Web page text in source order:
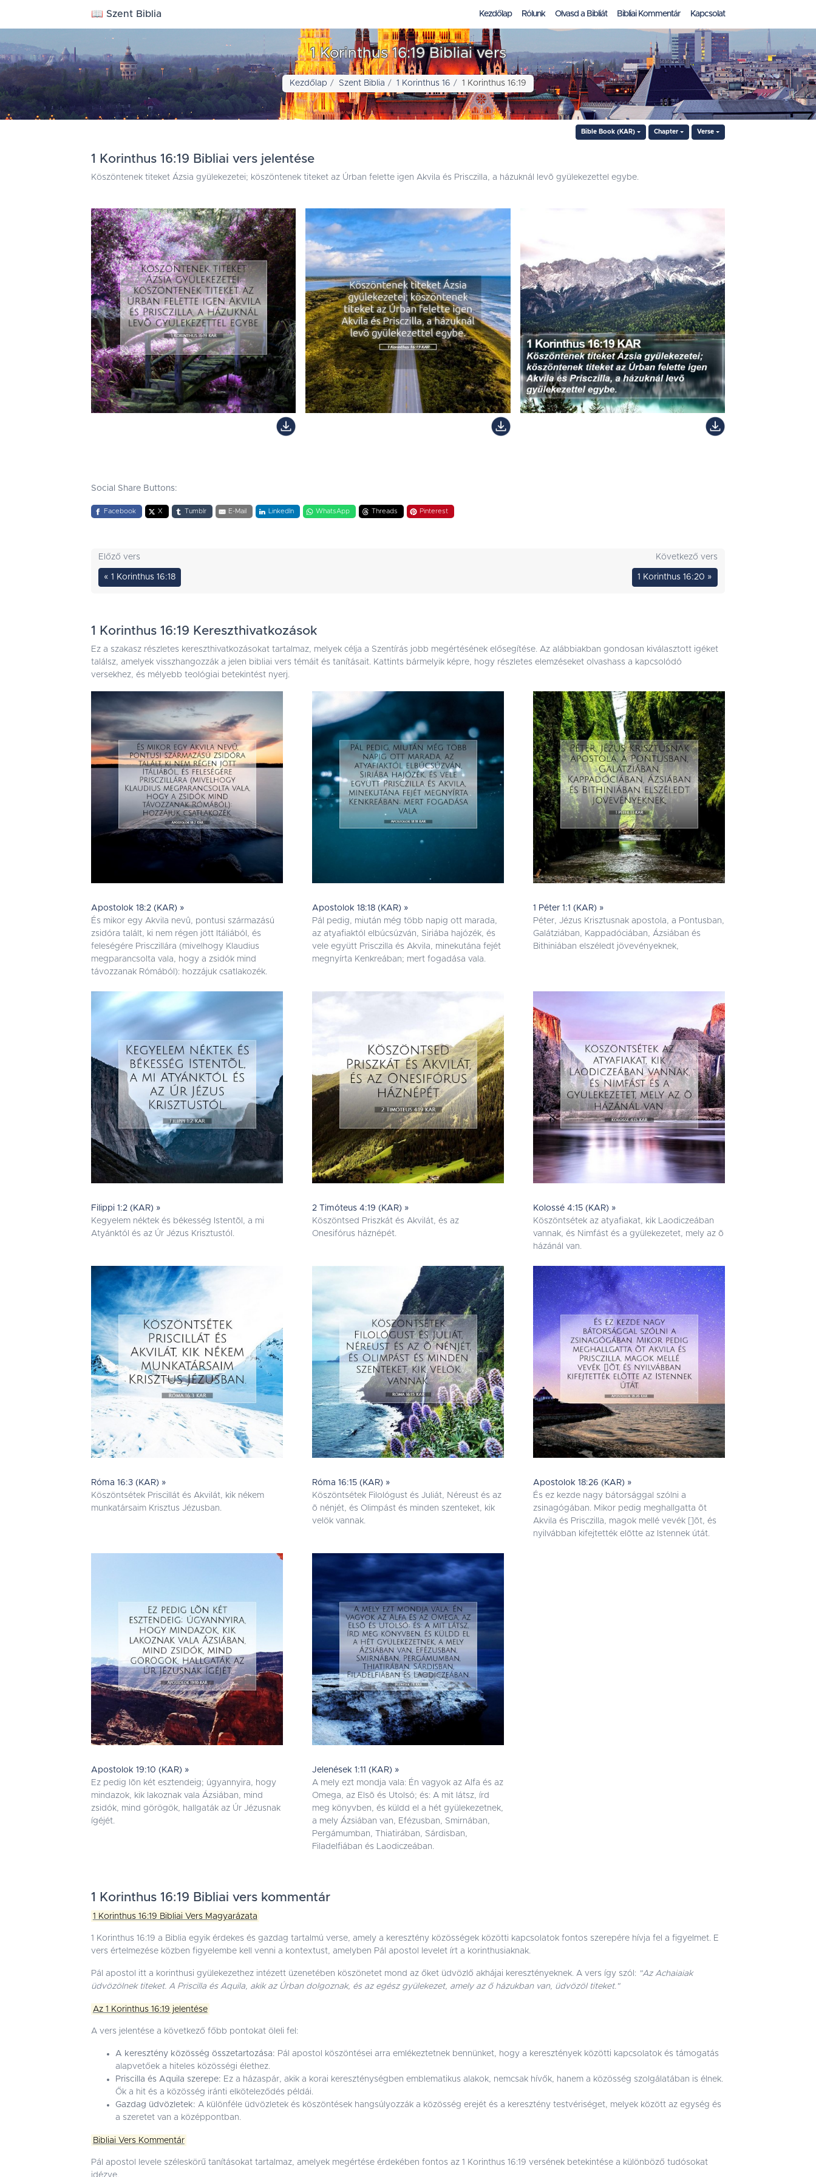
📖 Szent Biblia Kezdőlap Rólunk Olvasd a Bibliát Bibliai Kommentár Kapcsolat
1 Korinthus 16:19 Bibliai vers
Kezdőlap Szent Biblia 1 Korinthus 16 1 Korinthus 16:19
Bible Book (KAR) Chapter Verse
1 Korinthus 16:19 Bibliai vers jelentése
Köszöntenek titeket Ázsia gyülekezetei; köszöntenek titeket az Úrban felette igen Akvila és Prisczilla, a házuknál levõ gyülekezettel egybe.
Social Share Buttons:
Facebook X Tumblr E-Mail LinkedIn WhatsApp Threads Pinterest
Előző vers
« 1 Korinthus 16:18
Következő vers
1 Korinthus 16:20 »
1 Korinthus 16:19 Kereszthivatkozások
Ez a szakasz részletes kereszthivatkozásokat tartalmaz, melyek célja a Szentírás jobb megértésének elősegítése. Az alábbiakban gondosan kiválasztott igéket
találsz, amelyek visszhangozzák a jelen bibliai vers témáit és tanításait. Kattints bármelyik képre, hogy részletes elemzéseket olvashass a kapcsolódó
versekhez, és mélyebb teológiai betekintést nyerj.
Apostolok 18:2 (KAR) »
És mikor egy Akvila nevû, pontusi származású
zsidóra talált, ki nem régen jött Itáliából, és
feleségére Prisczillára (mivelhogy Klaudius
megparancsolta vala, hogy a zsidók mind
távozzanak Rómából): hozzájuk csatlakozék.
Apostolok 18:18 (KAR) »
Pál pedig, miután még több napig ott marada,
az atyafiaktól elbúcsúzván, Siriába hajózék, és
vele együtt Prisczilla és Akvila, minekutána fejét
megnyírta Kenkreában; mert fogadása vala.
1 Péter 1:1 (KAR) »
Péter, Jézus Krisztusnak apostola, a Pontusban,
Galátziában, Kappadóciában, Ázsiában és
Bithiniában elszéledt jövevényeknek,
Filippi 1:2 (KAR) »
Kegyelem néktek és békesség Istentõl, a mi
Atyánktól és az Úr Jézus Krisztustól.
2 Timóteus 4:19 (KAR) »
Köszöntsed Priszkát és Akvilát, és az
Onesifórus háznépét.
Kolossé 4:15 (KAR) »
Köszöntsétek az atyafiakat, kik Laodiczeában
vannak, és Nimfást és a gyülekezetet, mely az õ
házánál van.
Róma 16:3 (KAR) »
Köszöntsétek Priscillát és Akvilát, kik nékem
munkatársaim Krisztus Jézusban.
Róma 16:15 (KAR) »
Köszöntsétek Filológust és Juliát, Néreust és az
õ nénjét, és Olimpást és minden szenteket, kik
velök vannak.
Apostolok 18:26 (KAR) »
És ez kezde nagy bátorsággal szólni a
zsinagógában. Mikor pedig meghallgatta õt
Akvila és Prisczilla, magok mellé vevék []õt, és
nyilvábban kifejtették elõtte az Istennek útát.
Apostolok 19:10 (KAR) »
Ez pedig lõn két esztendeig; úgyannyira, hogy
mindazok, kik lakoznak vala Ázsiában, mind
zsidók, mind görögök, hallgaták az Úr Jézusnak
ígéjét.
Jelenések 1:11 (KAR) »
A mely ezt mondja vala: Én vagyok az Alfa és az
Omega, az Elsõ és Utolsó; és: A mit látsz, írd
meg könyvben, és küldd el a hét gyülekezetnek,
a mely Ázsiában van, Efézusban, Smirnában,
Pergámumban, Thiatirában, Sárdisban,
Filadelfiában és Laodiczeában.
1 Korinthus 16:19 Bibliai vers kommentár
1 Korinthus 16:19 Bibliai Vers Magyarázata
1 Korinthus 16:19 a Biblia egyik érdekes és gazdag tartalmú verse, amely a keresztény közösségek közötti kapcsolatok fontos szerepére hívja fel a figyelmet. E
vers értelmezése közben figyelembe kell venni a kontextust, amelyben Pál apostol levelet írt a korinthusiaknak.
Pál apostol itt a korinthusi gyülekezethez intézett üzenetében köszönetet mond az őket üdvözlő akhájai keresztényeknek. A vers így szól: "Az Achaiaiak
üdvözölnek titeket. A Priscilla és Aquila, akik az Úrban dolgoznak, és az egész gyülekezet, amely az ő házukban van, üdvözöl titeket."
Az 1 Korinthus 16:19 jelentése
A vers jelentése a következő főbb pontokat öleli fel:
A keresztény közösség összetartozása: Pál apostol köszöntései arra emlékeztetnek bennünket, hogy a keresztények közötti kapcsolatok és támogatás
alapvetőek a hiteles közösségi élethez.
Priscilla és Aquila szerepe: Ez a házaspár, akik a korai kereszténységben emblematikus alakok, nemcsak hívők, hanem a közösség szolgálatában is élnek.
Ők a hit és a közösség iránti elköteleződés példái.
Gazdag üdvözletek: A különféle üdvözletek és köszöntések hangsúlyozzák a közösség erejét és a keresztény testvériséget, melyek között az egység és
a szeretet van a középpontban.
Bibliai Vers Kommentár
Pál apostol levele széleskörű tanításokat tartalmaz, amelyek megértése érdekében fontos az 1 Korinthus 16:19 versének betekintése a különböző tudósokat